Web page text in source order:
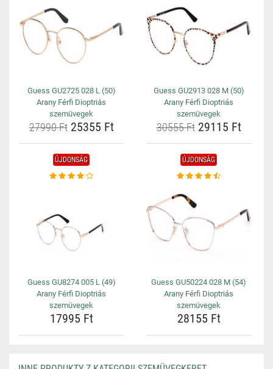
Guess GU2725 028 L (50)
Arany Férfi Dioptriás
szemüvegek
27990 Ft25355 Ft
Guess GU2913 028 M (50)
Arany Férfi Dioptriás
szemüvegek
30555 Ft29115 Ft
ÚJDONSÁG
Guess GU8274 005 L (49)
Arany Férfi Dioptriás
szemüvegek
17995 Ft
ÚJDONSÁG
Guess GU50224 028 M (54)
Arany Férfi Dioptriás
szemüvegek
28155 Ft